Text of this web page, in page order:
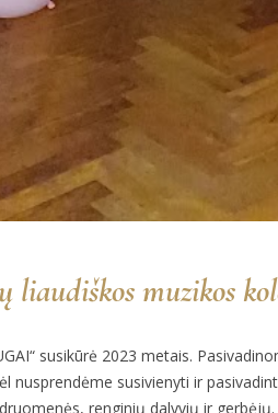
liaudiškos muzikos
susikūrė 2023 metais.
nusprendėme susivienyti ir
renginių dalyvių ir